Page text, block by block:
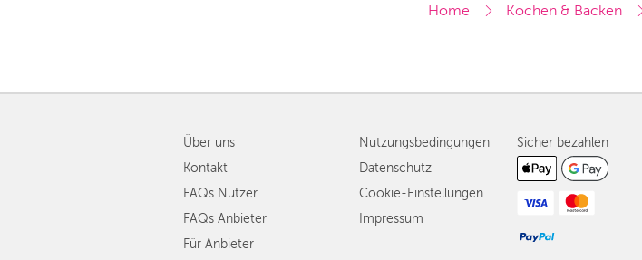
Home Kochen & Backen
Über uns
Kontakt
FAQs Nutzer
FAQs Anbieter
Für Anbieter
Nutzungsbedingungen
Datenschutz
Cookie-Einstellungen
Impressum
Sicher bezahlen